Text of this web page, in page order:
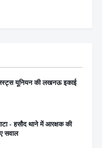
यूनियन की लखनऊ इकाई
- हसौद थाने में आरक्षक की
सवाल